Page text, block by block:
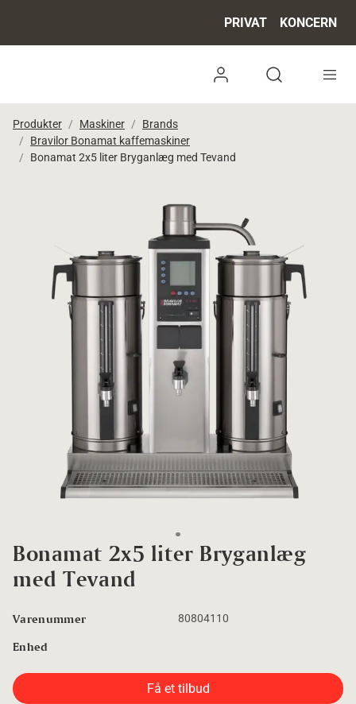
PRIVAT KONCERN
Log ind
Produkter Maskiner
Brands
Bravilor Bonamat kaffemaskiner
Bonamat 2x5 liter Bryganlæg med Tevand
Go to slide 1
Bonamat 2x5 liter Bryganlæg
med Tevand
Varenummer 80804110
Enhed
Få et tilbud